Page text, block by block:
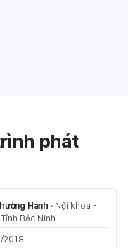
phát
Hanh · Nội khoa -
Bắc Ninh
2018